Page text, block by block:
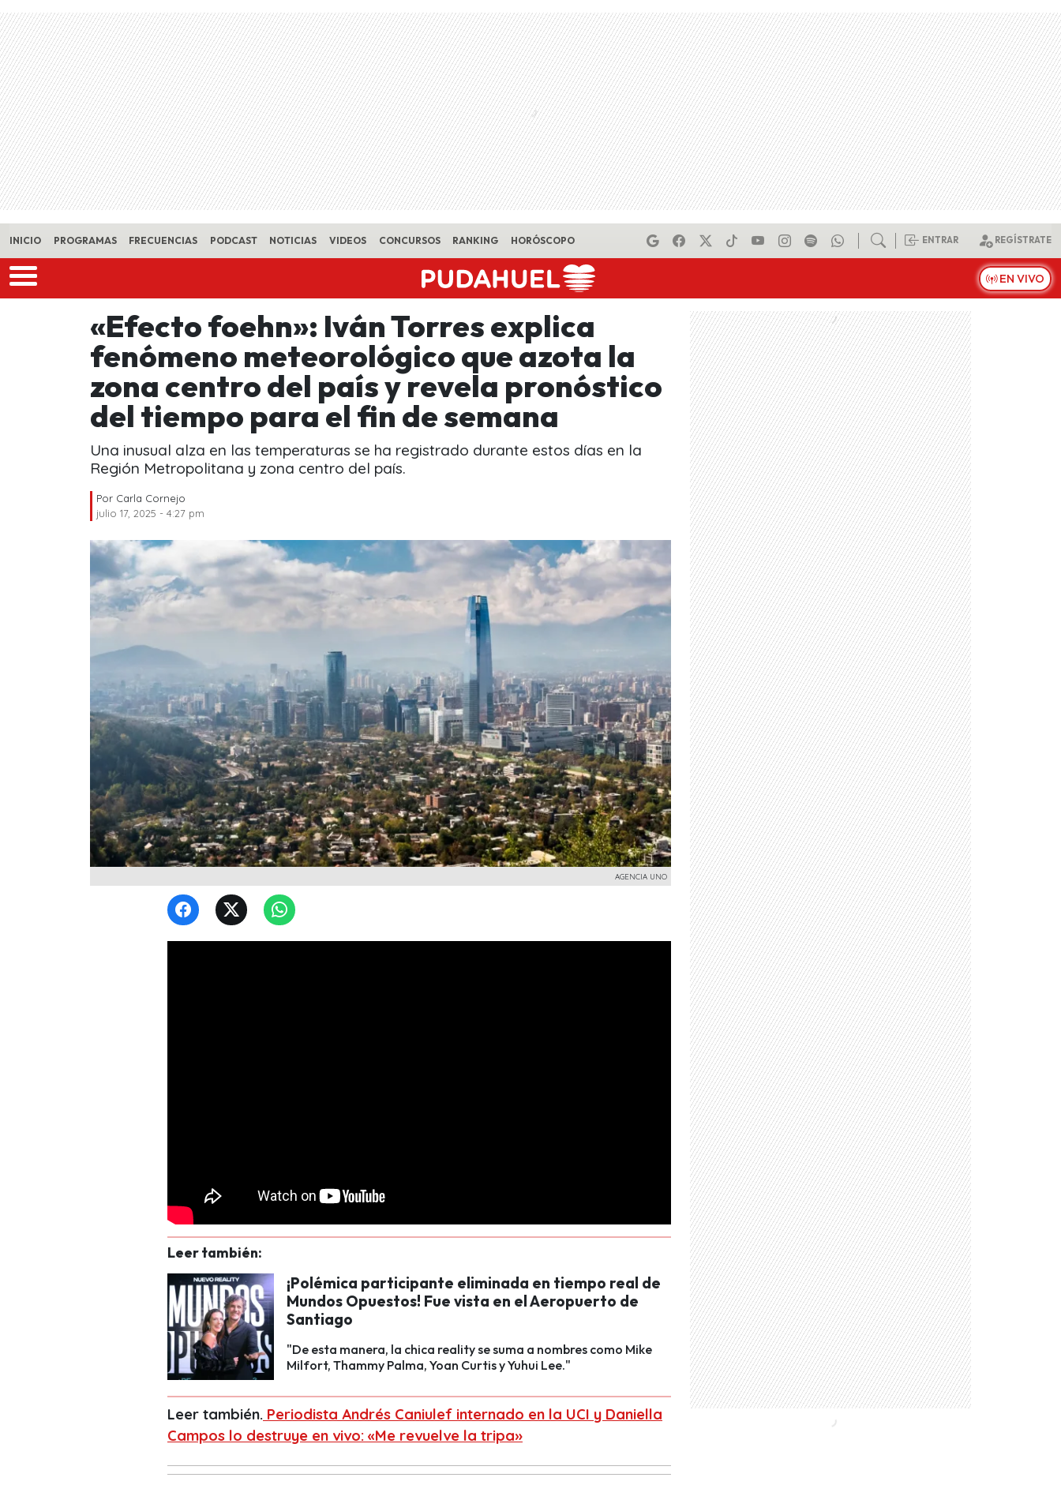
Skip to main content
INICIO PROGRAMAS FRECUENCIAS PODCAST NOTICIAS VIDEOS CONCURSOS RANKING HORÓSCOPO ENTRAR REGÍSTRATE
EN VIVO
«Efecto foehn»: Iván Torres explica
fenómeno meteorológico que azota la
zona centro del país y revela pronóstico
del tiempo para el fin de semana
Una inusual alza en las temperaturas se ha registrado durante estos días en la
Región Metropolitana y zona centro del país.
Por Carla Cornejo
julio 17, 2025 - 4:27 pm
AGENCIA UNO
Leer también:
¡Polémica participante eliminada en tiempo real de
Mundos Opuestos! Fue vista en el Aeropuerto de
Santiago
"De esta manera, la chica reality se suma a nombres como Mike
Milfort, Thammy Palma, Yoan Curtis y Yuhui Lee."
Leer también. Periodista Andrés Caniulef internado en la UCI y Daniella
Campos lo destruye en vivo: «Me revuelve la tripa»